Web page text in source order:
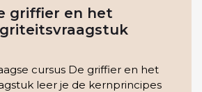
griffier en het
cursus De griffier en het
leer je de kernprincipes